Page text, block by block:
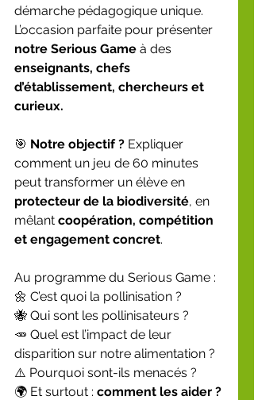
démarche pédagogique unique.
L’occasion parfaite pour présenter
notre Serious Game à des
enseignants, chefs
d’établissement, chercheurs et
curieux.
🎯 Notre objectif ? Expliquer
comment un jeu de 60 minutes
peut transformer un élève en
protecteur de la biodiversité, en
mêlant coopération, compétition
et engagement concret.
Au programme du Serious Game :
🌼 C’est quoi la pollinisation ?
🐝 Qui sont les pollinisateurs ?
🥕 Quel est l’impact de leur
disparition sur notre alimentation ?
⚠️ Pourquoi sont-ils menacés ?
🌍 Et surtout : comment les aider ?